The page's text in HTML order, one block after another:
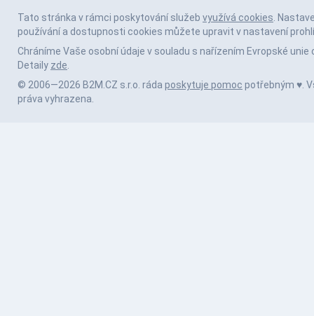
Tato stránka v rámci poskytování služeb využívá cookies.
používání a dostupnosti cookies můžete upravit v nastavení
Chráníme Vaše osobní údaje v souladu s nařízením Evropské unie
Detaily zde.
© 2006—2026 B2M.CZ s.r.o. ráda poskytuje pomoc potřebným ♥️.
práva vyhrazena.